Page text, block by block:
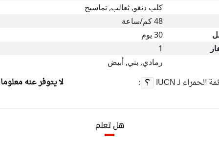
كلب دنغو, ثعالب, تماسيح
48 كم/ساعة
30 يوم
1
رمادي, بني, أبيض
الحمراء لـ IUCN
: لا يتوفر عنه
هل تعلم